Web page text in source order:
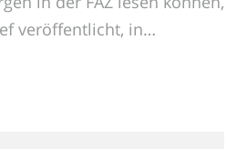
veröffentlicht, in…